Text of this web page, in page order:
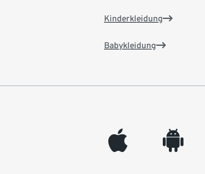
Kinderkleidung
Babykleidung
appleinc android